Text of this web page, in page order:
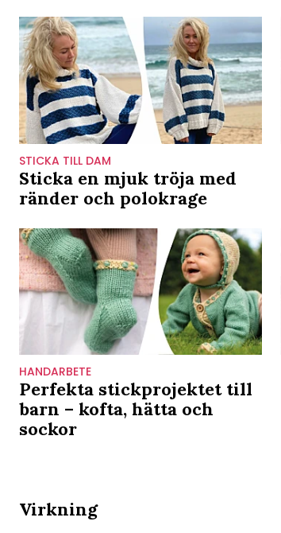
STICKA TILL DAM
Sticka en mjuk tröja med
ränder och polokrage
HANDARBETE
Perfekta stickprojektet till
barn – kofta, hätta och
sockor
Virkning